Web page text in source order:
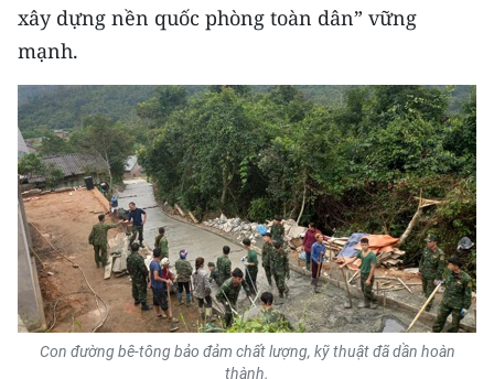
xây dựng nền quốc phòng toàn dân” vững
mạnh.
Con đường bê-tông bảo đảm chất lượng, kỹ thuật đã dần hoàn
thành.